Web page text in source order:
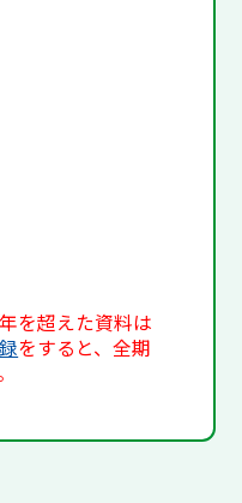
を超えた資料は
をすると、全期